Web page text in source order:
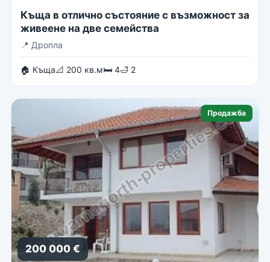
Къща в отлично състояние с възможност за
живеене на две семейства
📍 Дропла
🏠 Къща📐 200 кв.м🛏 4🛁 2
Продажба
200 000 €